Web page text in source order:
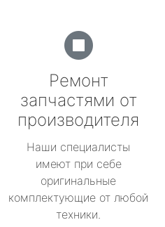
Ремонт
запчастями от
производителя
Наши специалисты
имеют при себе
оригинальные
комплектующие от любой
техники.